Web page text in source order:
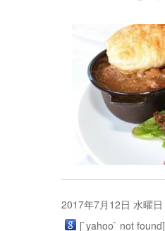
2017年7月12日 水曜日
[`yahoo` not found]